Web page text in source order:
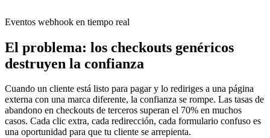
Eventos webhook en tiempo real
El problema: los checkouts genéricos
destruyen la confianza
Cuando un cliente está listo para pagar y lo rediriges a una página
externa con una marca diferente, la confianza se rompe. Las tasas de
abandono en checkouts de terceros superan el 70% en muchos
casos. Cada clic extra, cada redirección, cada formulario confuso es
una oportunidad para que tu cliente se arrepienta.